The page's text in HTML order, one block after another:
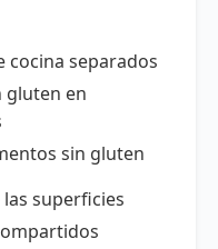
cocina separados
gluten en
sin gluten
superficies